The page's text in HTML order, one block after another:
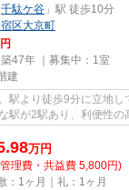
千駄ケ谷 」駅 徒歩10分
区大京町
47年 ｜募集中： 1室
建
駅より徒歩9分に立地
駅が2駅あり、利便性の
万円
理費・共益費 5,800円)
：1ヶ月｜礼：1ヶ月